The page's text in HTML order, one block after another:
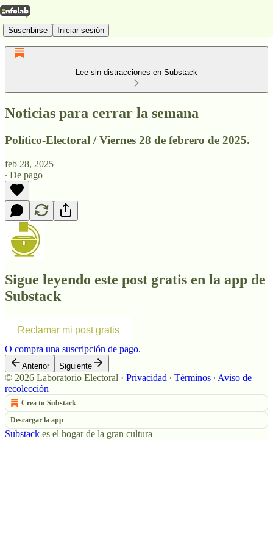
Suscribirse Iniciar sesión
Lee sin distracciones en Substack
Noticias para cerrar la semana
Político-Electoral / Viernes 28 de febrero de 2025.
feb 28, 2025
∙ De pago
Sigue leyendo este post gratis en la app de
Substack
Reclamar mi post gratis
O compra una suscripción de pago.
Anterior Siguiente
© 2026 Laboratorio Electoral · Privacidad ∙ Términos ∙ Aviso de
recolección
Crea tu Substack
Descargar la app
Substack es el hogar de la gran cultura